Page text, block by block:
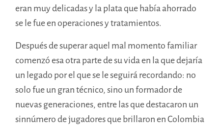
eran muy delicadas y la plata que había ahorrado
se le fue en operaciones y tratamientos.
Después de superar aquel mal momento familiar
comenzó esa otra parte de su vida en la que dejaría
un legado por el que se le seguirá recordando: no
solo fue un gran técnico, sino un formador de
nuevas generaciones, entre las que destacaron un
sinnúmero de jugadores que brillaron en Colombia